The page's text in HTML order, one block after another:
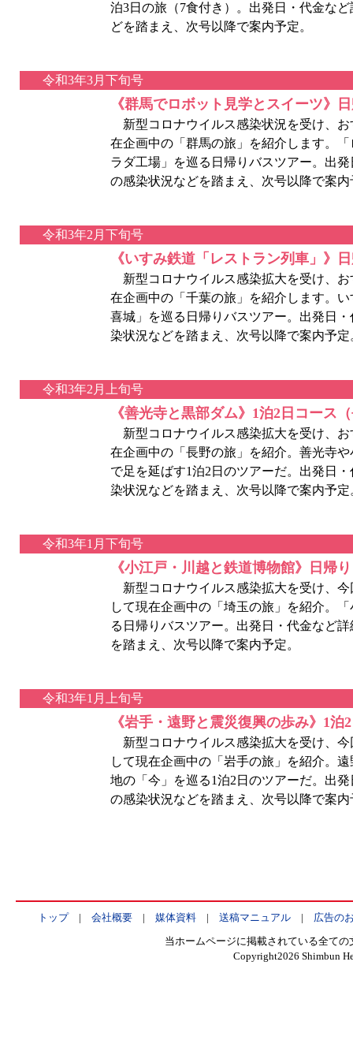
泊3日の旅（7食付き）。出発日・代金な
どを踏まえ、次号以降で案内予定。
令和3年3月下旬号
《群馬でロボット見学とスイーツ》
新型コロナウイルス感染状況を受け、お
在企画中の「群馬の旅」を紹介します。
ラダ工場」を巡る日帰りバスツアー。出
の感染状況などを踏まえ、次号以降で案内
令和3年2月下旬号
《いすみ鉄道「レストラン列車」》
新型コロナウイルス感染拡大を受け、お
在企画中の「千葉の旅」を紹介します。
喜城」を巡る日帰りバスツアー。出発日
染状況などを踏まえ、次号以降で案内予定
令和3年2月上旬号
《善光寺と黒部ダム》1泊2日コース
新型コロナウイルス感染拡大を受け、お
在企画中の「長野の旅」を紹介。善光寺
で足を延ばす1泊2日のツアーだ。出発日
染状況などを踏まえ、次号以降で案内予定
令和3年1月下旬号
《小江戸・川越と鉄道博物館》日帰
新型コロナウイルス感染拡大を受け、今
して現在企画中の「埼玉の旅」を紹介。
る日帰りバスツアー。出発日・代金など
を踏まえ、次号以降で案内予定。
令和3年1月上旬号
《岩手・遠野と震災復興の歩み》1泊
新型コロナウイルス感染拡大を受け、今
して現在企画中の「岩手の旅」を紹介。
地の「今」を巡る1泊2日のツアーだ。出
の感染状況などを踏まえ、次号以降で案内
トップ| 会社概要| 媒体資料| 送稿マニュアル| 広告の
当ホームページに掲載されている全て
Copyright2026 Shimbun